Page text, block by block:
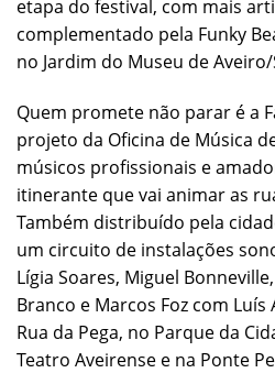
etapa do festival, com mais
complementado pela Funky
no Jardim do Museu de Aveiro/
Quem promete não parar é a
projeto da Oficina de Música
músicos profissionais e
itinerante que vai animar as
Também distribuído pela
um circuito de instalações
Lígia Soares, Miguel
Branco e Marcos Foz com
Rua da Pega, no Parque da
Teatro Aveirense e na Ponte